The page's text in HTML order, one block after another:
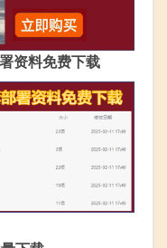
资料免费下载